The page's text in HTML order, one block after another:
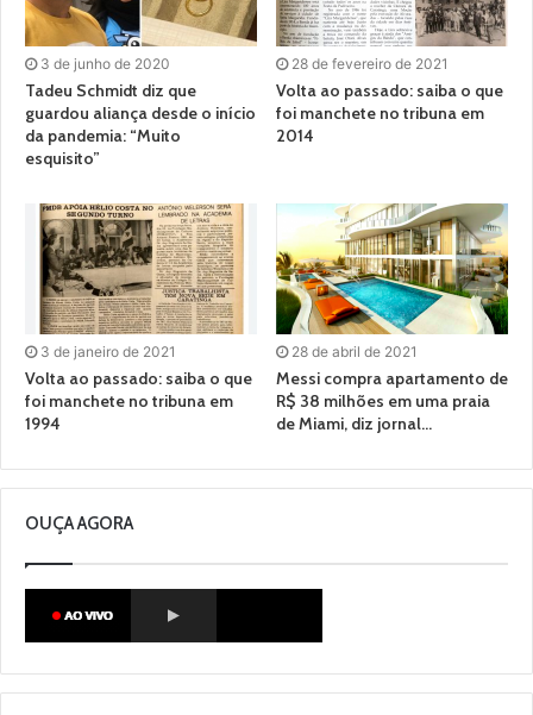
3 de junho de 2020
Tadeu Schmidt diz que
guardou aliança desde o início
da pandemia: “Muito
esquisito”
28 de fevereiro de 2021
Volta ao passado: saiba o que
foi manchete no tribuna em
2014
3 de janeiro de 2021
Volta ao passado: saiba o que
foi manchete no tribuna em
1994
28 de abril de 2021
Messi compra apartamento de
R$ 38 milhões em uma praia
de Miami, diz jornal…
OUÇA AGORA